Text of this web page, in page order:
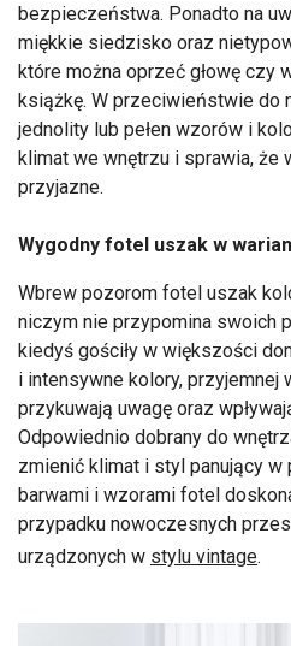
bezpieczeństwa. Ponadto na
miękkie siedzisko oraz
które można oprzeć głowę czy
książkę. W przeciwieństwie do
jednolity lub pełen wzorów i
klimat we wnętrzu i sprawia, że
przyjazne.
Wygodny fotel uszak w
Wbrew pozorom fotel uszak
niczym nie przypomina swoich
kiedyś gościły w większości
i intensywne kolory, przyjemnej
przykuwają uwagę oraz
Odpowiednio dobrany do
zmienić klimat i styl panujący
barwami i wzorami fotel
przypadku nowoczesnych
urządzonych w stylu vintage.